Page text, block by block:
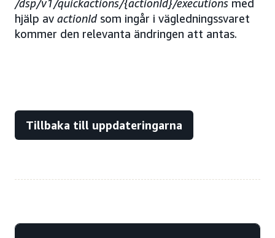
/dsp/v1/quickactions/{actionId}/executions med
hjälp av actionIdsom ingår i vägledningssvaret
kommer den relevanta ändringen att antas.
Tillbaka till uppdateringarna